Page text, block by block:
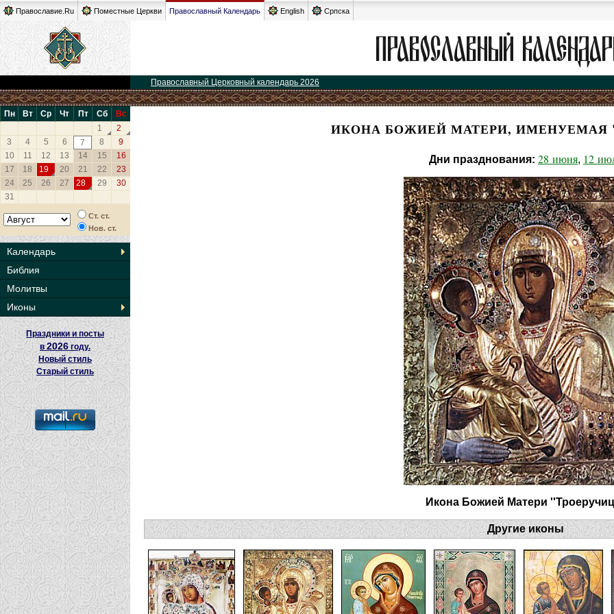
Православие.Ru Поместные Церкви Православный Календарь English Српска
Православный Церковный календарь 2026
Пн Вт Ср Чт Пт Сб
Вс
1
2
3
4 5 6 7 8
9
10
11 12 13 14 15
16
17
18 19 20 21 22
23
24
25 26 27 28 29
30
31
Ст. ст.
Нов. ст.
Календарь
Библия
Молитвы
Иконы
Праздники и посты
в2026 году.
Новый стиль
Старый стиль
ИКОНА БОЖИЕЙ МАТЕРИ, ИМЕНУЕМАЯ
Дни празднования: 28 июня, 12
Икона Божией Матери
Другие иконы